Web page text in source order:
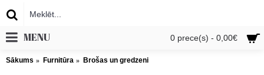
0 prece(s) - 0,00€
MENU
Sākums Furnitūra Brošas un gredzeni